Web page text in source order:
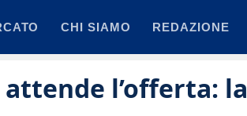
CHI SIAMO REDAZIONE
l’offerta: la